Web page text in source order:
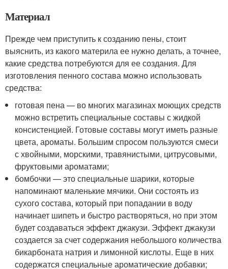
Материал
Прежде чем приступить к созданию пены, стоит
выяснить, из какого материла ее нужно делать, а точнее,
какие средства потребуются для ее создания. Для
изготовления пенного состава можно использовать
средства:
готовая пена — во многих магазинах моющих средств
можно встретить специальные составы с жидкой
консистенцией. Готовые составы могут иметь разные
цвета, ароматы. Большим спросом пользуются смеси
с хвойными, морскими, травянистыми, цитрусовыми,
фруктовыми ароматами;
бомбочки — это специальные шарики, которые
напоминают маленькие мячики. Они состоять из
сухого состава, который при попадании в воду
начинает шипеть и быстро растворяться, но при этом
будет создаваться эффект джакузи. Эффект джакузи
создается за счет содержания небольшого количества
бикарбоната натрия и лимонной кислоты. Еще в них
содержатся специальные ароматические добавки;